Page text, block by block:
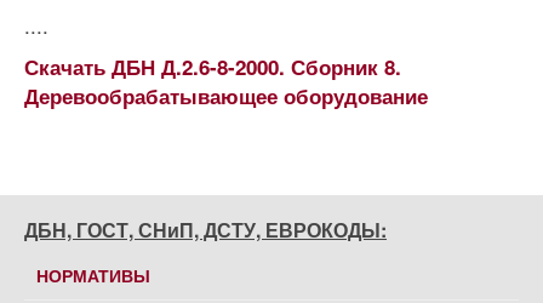
....
Скачать ДБН Д.2.6-8-2000. Сборник 8.
Деревообрабатывающее оборудование
ДБН, ГОСТ, СНиП, ДСТУ, ЕВРОКОДЫ:
НОРМАТИВЫ